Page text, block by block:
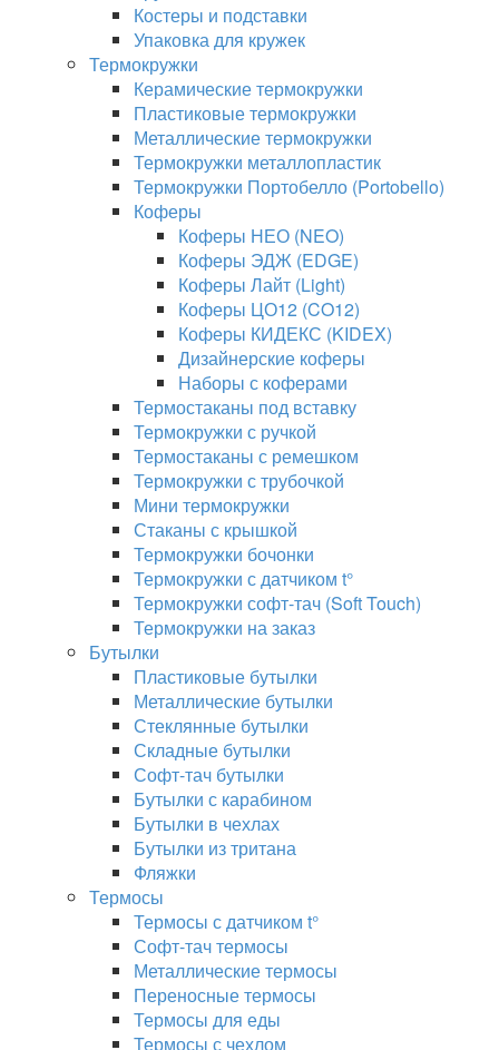
Костеры и подставки
Упаковка для кружек
Термокружки
Керамические термокружки
Пластиковые термокружки
Металлические термокружки
Термокружки металлопластик
Термокружки Портобелло (Portobello)
Коферы
Коферы НЕО (NEO)
Коферы ЭДЖ (EDGE)
Коферы Лайт (Light)
Коферы ЦО12 (CO12)
Коферы КИДЕКС (KIDEX)
Дизайнерские коферы
Наборы с коферами
Термостаканы под вставку
Термокружки с ручкой
Термостаканы с ремешком
Термокружки с трубочкой
Мини термокружки
Стаканы с крышкой
Термокружки бочонки
Термокружки с датчиком t°
Термокружки софт-тач (Soft Touch)
Термокружки на заказ
Бутылки
Пластиковые бутылки
Металлические бутылки
Стеклянные бутылки
Складные бутылки
Софт-тач бутылки
Бутылки с карабином
Бутылки в чехлах
Бутылки из тритана
Фляжки
Термосы
Термосы с датчиком t°
Софт-тач термосы
Металлические термосы
Переносные термосы
Термосы для еды
Термосы с чехлом